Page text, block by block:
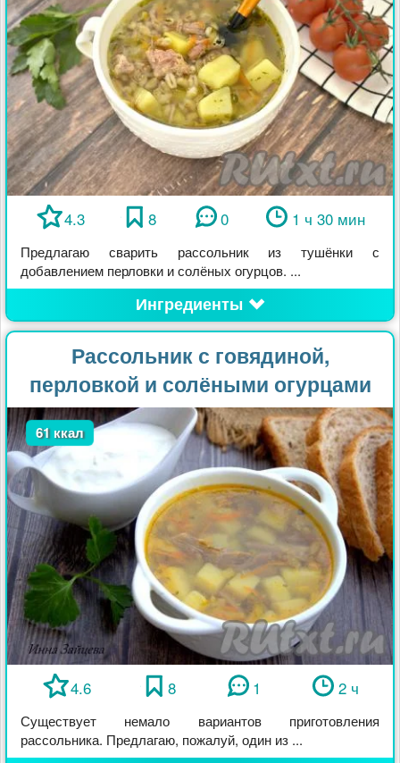
4.3 8 0 1 ч 30 мин
Предлагаю сварить рассольник из тушёнки с
добавлением перловки и солёных огурцов. ...
Ингредиенты
Рассольник с говядиной,
перловкой и солёными огурцами
61 ккал
4.6 8 1 2 ч
Существует немало вариантов приготовления
рассольника. Предлагаю, пожалуй, один из ...